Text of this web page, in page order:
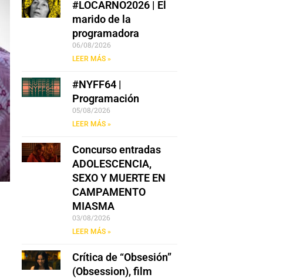
#LOCARNO2026 | El
marido de la
programadora
06/08/2026
LEER MÁS »
#NYFF64 |
Programación
05/08/2026
LEER MÁS »
Concurso entradas
ADOLESCENCIA,
SEXO Y MUERTE EN
CAMPAMENTO
MIASMA
03/08/2026
LEER MÁS »
Crítica de “Obsesión”
(Obsession), film